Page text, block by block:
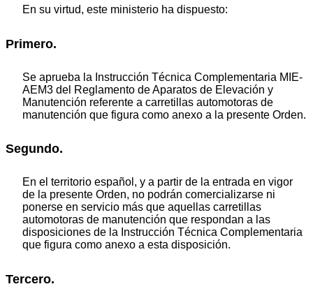
En su virtud, este ministerio ha dispuesto:
Primero.
Se aprueba la Instrucción Técnica Complementaria MIE-
AEM3 del Reglamento de Aparatos de Elevación y
Manutención referente a carretillas automotoras de
manutención que figura como anexo a la presente Orden.
Segundo.
En el territorio español, y a partir de la entrada en vigor
de la presente Orden, no podrán comercializarse ni
ponerse en servicio más que aquellas carretillas
automotoras de manutención que respondan a las
disposiciones de la Instrucción Técnica Complementaria
que figura como anexo a esta disposición.
Tercero.